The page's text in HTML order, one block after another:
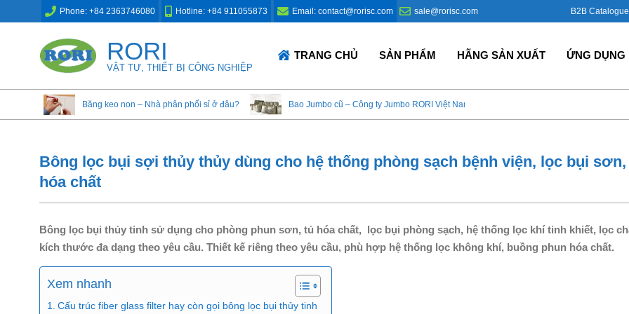
to
Phone: +84 2363746080 Hotline: +84 911055873 Email: contact@rorisc.com sale@rorisc.com B2B Catalogue
RORI
VẬT TƯ, THIẾT BỊ CÔNG NGHIỆP
Primary
TRANG CHỦ SẢN PHẨM HÃNG SẢN XUẤT ỨNG DỤNG
Băng keo non – Nhà phân phối sỉ ở đâu? Bao Jumbo cũ – Công ty Jumbo RORI Việt Nam? Bao Jumbo giá rẻ – Giải
Bông lọc bụi sợi thủy thủy dùng cho hệ thống phòng sạch bệnh viện, lọc bụi
hóa chất
Bông lọc bụi thủy tinh sử dụng cho phòng phun sơn, tủ hóa chất, lọc bụi phòng sạch, hệ thống lọc khí tinh khiết, lọc
kích thước đa dạng theo yêu cầu. Thiết kế riêng theo yêu cầu, phù hợp hệ thống lọc không khí, buồng phun hóa chất.
Xem nhanh
Cấu trúc fiber glass filter hay còn gọi bông lọc bụi thủy tinh